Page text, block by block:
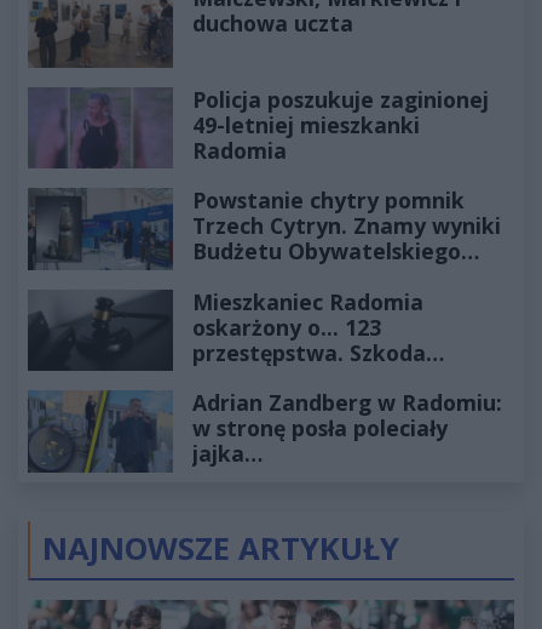
duchowa uczta
Policja poszukuje zaginionej
49-letniej mieszkanki
Radomia
Powstanie chytry pomnik
Trzech Cytryn. Znamy wyniki
Budżetu Obywatelskiego
Mieszkaniec Radomia
oskarżony o... 123
przestępstwa. Szkoda
złotych
Adrian Zandberg w Radomiu:
w stronę posła poleciały
jajka…
NAJNOWSZE ARTYKUŁY